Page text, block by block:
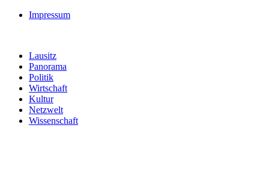
Impressum
Lausitz
Panorama
Politik
Wirtschaft
Kultur
Netzwelt
Wissenschaft